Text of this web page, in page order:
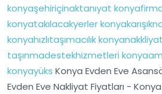
konyaşehiriçinaktanıyat
konyatakılacakyerler
konyahızlıtaşımacılık
taşınmadestekhizmetleri
konyayüks Konya Evden Eve
Evden Eve Nakliyat Fiyatları -